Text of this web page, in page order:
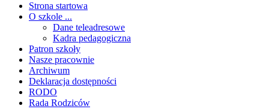
Strona startowa
O szkole ...
Dane teleadresowe
Kadra pedagogiczna
Patron szkoły
Nasze pracownie
Archiwum
Deklaracja dostępności
RODO
Rada Rodziców